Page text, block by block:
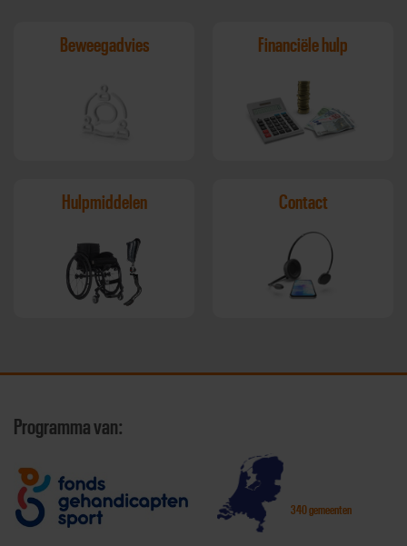
Beweegadvies Financiële hulp
Hulpmiddelen Contact
Programma van:
340 gemeenten